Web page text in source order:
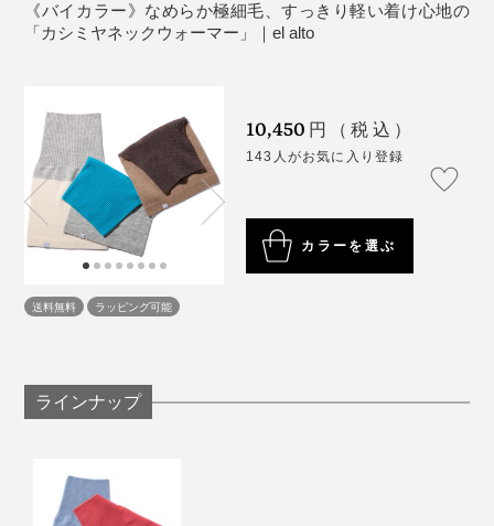
リブ編みが、首すじにやさしく沿ってくれます。風が入
り込むすき間をつくらないように、かといって、首を絞
写真は「ベージュ×アースサンド」
はもう、タートルネックならぬ“カシミヤネック”！
気分になるネックウォーマー。家族や友人への誕生日ギ
フト、クリスマスプレゼントにもおすすめです。
《バイカラー》なめらか極細毛、すっきり軽い着け心地の
「カシミヤネックウォーマー」｜el alto
送料無料 ラッピング可能
10,450 円（税込）
143人がお気に入り登録
カラーを選ぶ
ラインナップ